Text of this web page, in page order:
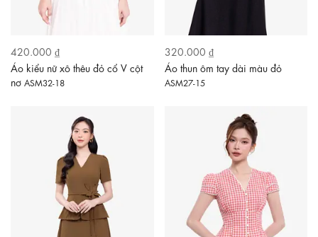
420.000 ₫
Áo kiểu nữ xô thêu đỏ cổ V cột
nơ ASM32-18
320.000 ₫
Áo thun ôm tay dài màu đỏ
ASM27-15